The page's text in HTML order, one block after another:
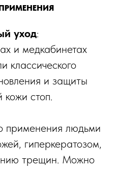
уход:
и медкабинетах
классического
и защиты
кожи стоп.
применения людьми
гиперкератозом,
трещин. Можно